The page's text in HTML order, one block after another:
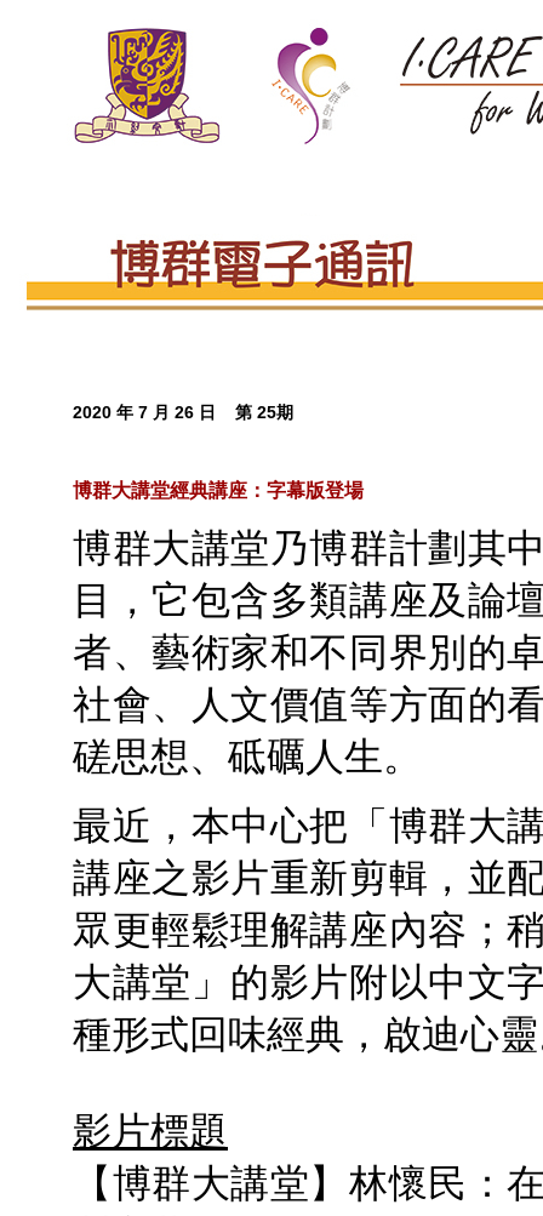
2020 年 7 月 26 日 第 25期
博群大講堂經典講座：字幕版登場
博群大講堂乃博群計劃其
目，它包含多類講座及論
者、藝術家和不同界別的
社會、人文價值等方面的
磋思想、砥礪人生。
最近，本中心把「博群大
講座之影片重新剪輯，並
眾更輕鬆理解講座內容；
大講堂」的影片附以中文
種形式回味經典，啟迪心
影片標題
【博群大講堂】林懷民：